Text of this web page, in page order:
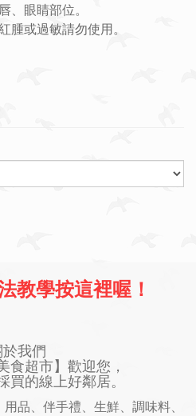
、眼睛部位。
腫或過敏請勿使用。
教學按這裡喔！
我們
食超市】歡迎您，
買的線上好鄰居。
品、伴手禮、生鮮、調味料、